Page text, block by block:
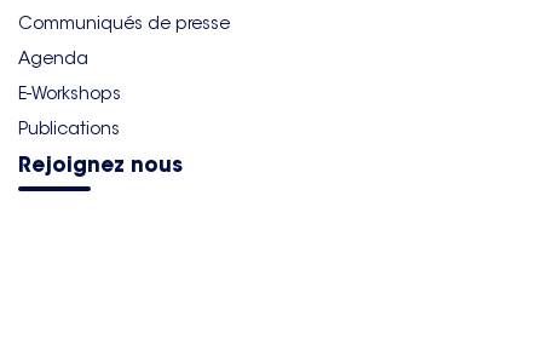
Communiqués de presse
Agenda
E-Workshops
Publications
Rejoignez nous